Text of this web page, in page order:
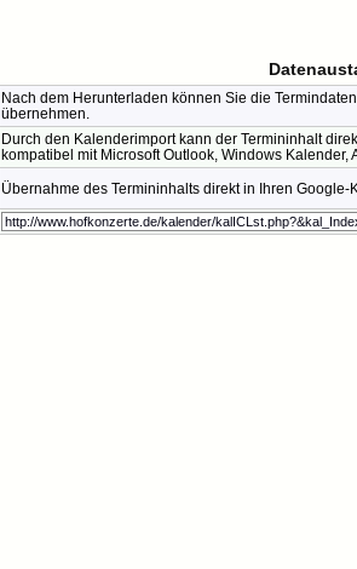
Nach dem Herunterladen können Sie die
übernehmen.
Durch den Kalenderimport kann der Termininhalt
kompatibel mit Microsoft Outlook, Windows
Übernahme des Termininhalts direkt in Ihren Google-